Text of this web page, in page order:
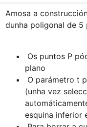
Amosa a
(unha vez